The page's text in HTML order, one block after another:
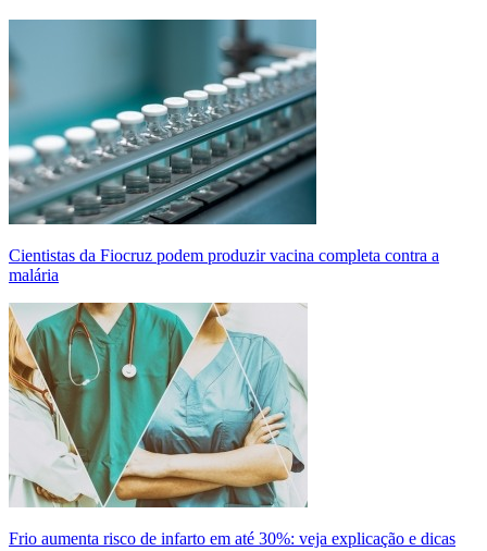
Cientistas da Fiocruz podem produzir vacina completa contra a
malária
Frio aumenta risco de infarto em até 30%: veja explicação e dicas